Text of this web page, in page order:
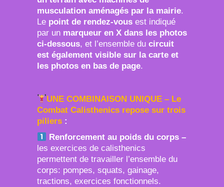
musculation aménagés par la mairie.
Le point de rendez-vous est indiqué
par un marqueur en X dans les photos
ci-dessous, et l’ensemble du circuit
est également visible sur la carte et
les photos en bas de page.
UNE COMBINAISON UNIQUE – Le
Combat Calisthenics repose sur trois
piliers :
Renforcement au poids du corps –
les exercices de calisthenics
permettent de travailler l’ensemble du
corps: pompes, squats, gainage,
tractions, exercices fonctionnels.